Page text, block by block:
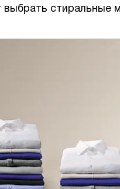
выбрать стиральные